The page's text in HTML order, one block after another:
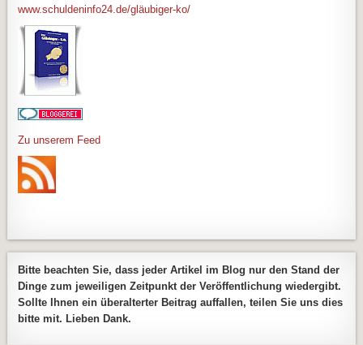
www.schuldeninfo24.de/gläubiger-ko/
Zu unserem Feed
Bitte beachten Sie, dass jeder Artikel im Blog nur den Stand der
Dinge zum jeweiligen Zeitpunkt der Veröffentlichung wiedergibt.
Sollte Ihnen ein überalterter Beitrag auffallen, teilen Sie uns dies
bitte mit. Lieben Dank.